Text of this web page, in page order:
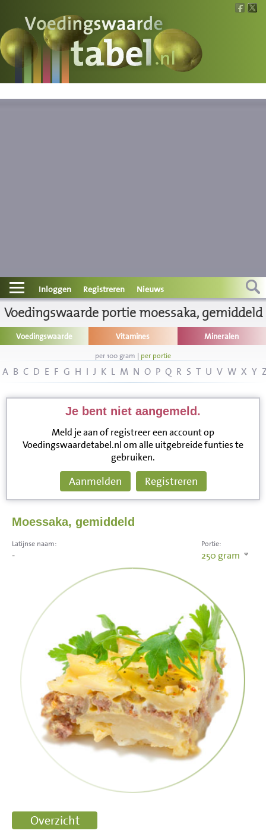
Voedingswaarde
Wat is wat?
Contact
Informatie
Disclaimer
Inloggen Registreren Nieuws
Voedingswaarde portie moessaka, gemiddeld
Voedingswaarde Vitamines Mineralen
per 100 gram | per portie
A B C D E F G H I J K L M N O P Q R S T U V W X Y
Je bent niet aangemeld.
Meld je aan of registreer een account op
Voedingswaardetabel.nl om alle uitgebreide funties te
gebruiken.
Aanmelden Registreren
Moessaka, gemiddeld
Portie:
250 gram
Latijnse naam:
-